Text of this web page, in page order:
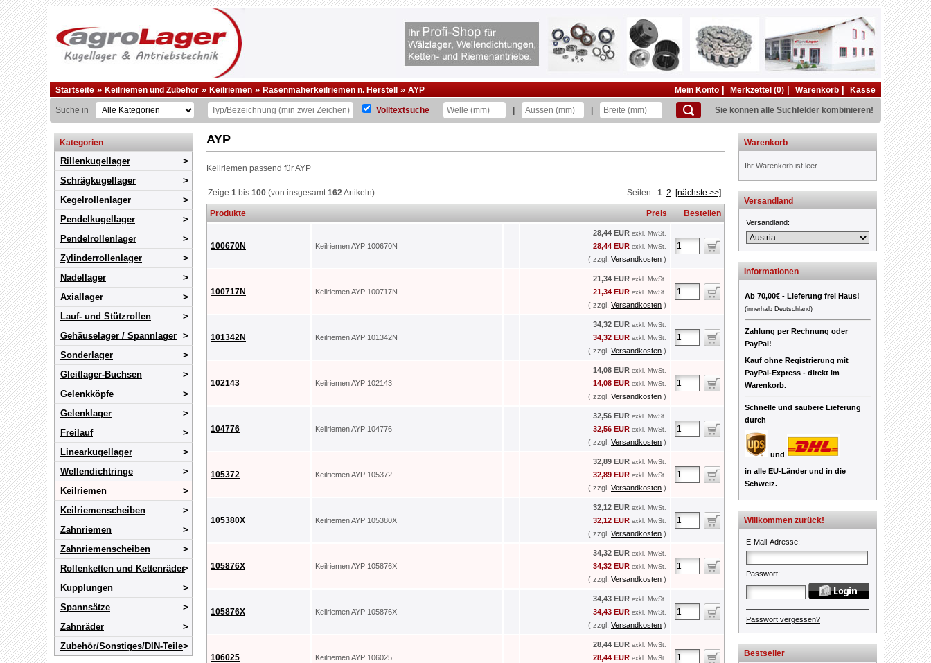
Startseite » Keilriemen und Zubehör » Keilriemen » Rasenmäherkeilriemen n. Herstell » AYP Mein Konto Merkzettel (0) Warenkorb Kasse
Suche in Volltextsuche Sie können alle Suchfelder kombinieren!
Kategorien
Rillenkugellager
Schrägkugellager
Kegelrollenlager
Pendelkugellager
Pendelrollenlager
Zylinderrollenlager
Nadellager
Axiallager
Lauf- und Stützrollen
Gehäuselager / Spannlager
Sonderlager
Gleitlager-Buchsen
Gelenkköpfe
Gelenklager
Freilauf
Linearkugellager
Wellendichtringe
Keilriemen
Keilriemenscheiben
Zahnriemen
Zahnriemenscheiben
Rollenketten und Kettenräder
Kupplungen
Spannsätze
Zahnräder
Zubehör/Sonstiges/DIN-Teile
AYP
Keilriemen passend für AYP
Zeige 1 bis 100 (von insgesamt162Artikeln) Seiten: 1 2 [nächste >>]
Produkte Preis Bestellen
100670N Keilriemen AYP 100670N
28,44 EUR exkl. MwSt.
28,44 EUR exkl. MwSt.
( zzgl. Versandkosten )
100717N Keilriemen AYP 100717N
21,34 EUR exkl. MwSt.
21,34 EUR exkl. MwSt.
( zzgl. Versandkosten )
101342N Keilriemen AYP 101342N
34,32 EUR exkl. MwSt.
34,32 EUR exkl. MwSt.
( zzgl. Versandkosten )
102143 Keilriemen AYP 102143
14,08 EUR exkl. MwSt.
14,08 EUR exkl. MwSt.
( zzgl. Versandkosten )
104776 Keilriemen AYP 104776
32,56 EUR exkl. MwSt.
32,56 EUR exkl. MwSt.
( zzgl. Versandkosten )
105372 Keilriemen AYP 105372
32,89 EUR exkl. MwSt.
32,89 EUR exkl. MwSt.
( zzgl. Versandkosten )
105380X Keilriemen AYP 105380X
32,12 EUR exkl. MwSt.
32,12 EUR exkl. MwSt.
( zzgl. Versandkosten )
105876X Keilriemen AYP 105876X
34,32 EUR exkl. MwSt.
34,32 EUR exkl. MwSt.
( zzgl. Versandkosten )
105876X Keilriemen AYP 105876X
34,43 EUR exkl. MwSt.
34,43 EUR exkl. MwSt.
( zzgl. Versandkosten )
106025 Keilriemen AYP 106025
28,44 EUR exkl. MwSt.
28,44 EUR exkl. MwSt.
Warenkorb
Ihr Warenkorb ist leer.
Versandland
Versandland:
Informationen
Ab 70,00€ - Lieferung frei Haus!
(innerhalb Deutschland)
Zahlung per Rechnung oder
PayPal!
Kauf ohne Registrierung mit
PayPal-Express - direkt im
Warenkorb.
Schnelle und saubere Lieferung
durch
und
in alle EU-Länder und in die
Schweiz.
Willkommen zurück!
E-Mail-Adresse:
Passwort:
Passwort vergessen?
Bestseller